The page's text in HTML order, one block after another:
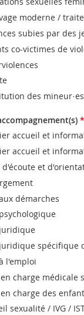
moderne /
subies par des
co-victimes de
des mineur·es
*
accueil et
accueil et
d'écoute et
démarches
spécifique
l'emploi
charge médicale
charge des
sexualité / IVG /